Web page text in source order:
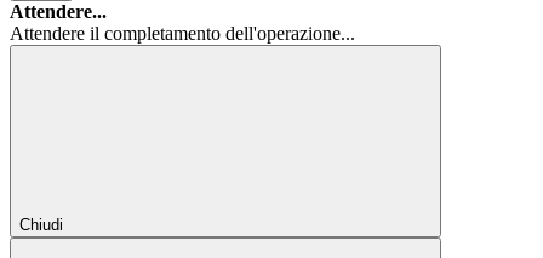
Attendere...
Attendere il completamento dell'operazione...
Chiudi